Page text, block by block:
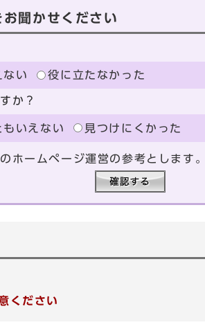
聞かせください
ない 役に立たなかった
か？
もいえない 見つけにくかった
ホームページ運営の参考とします。
ください